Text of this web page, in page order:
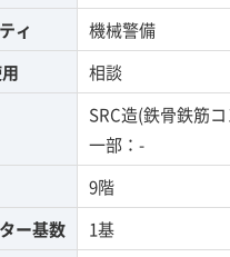
ィ
機械警備
相談
SRC造(鉄骨鉄筋
一部：-
9階
ー基数
1基